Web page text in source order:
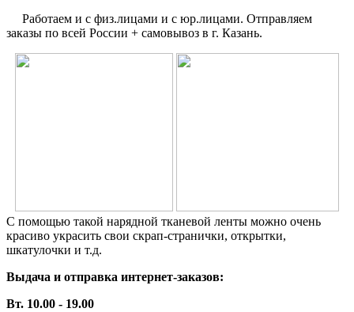
Работаем и с физ.лицами и с юр.лицами. Отправляем
заказы по всей России + самовывоз в г. Казань.
С помощью такой нарядной тканевой ленты можно очень
красиво украсить свои скрап-странички, открытки,
шкатулочки и т.д.
Выдача и отправка интернет-заказов:
Вт. 10.00 - 19.00